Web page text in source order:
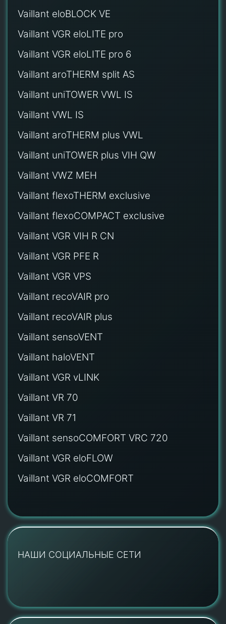
Vaillant eloBLOCK VE
Vaillant VGR eloLITE pro
Vaillant VGR eloLITE pro 6
Vaillant aroTHERM split AS
Vaillant uniTOWER VWL IS
Vaillant VWL IS
Vaillant aroTHERM plus VWL
Vaillant uniTOWER plus VIH QW
Vaillant VWZ MEH
Vaillant flexoTHERM exclusive
Vaillant flexoCOMPACT exclusive
Vaillant VGR VIH R CN
Vaillant VGR PFE R
Vaillant VGR VPS
Vaillant recoVAIR pro
Vaillant recoVAIR plus
Vaillant sensoVENT
Vaillant haloVENT
Vaillant VGR vLINK
Vaillant VR 70
Vaillant VR 71
Vaillant sensoCOMFORT VRC 720
Vaillant VGR eloFLOW
Vaillant VGR eloCOMFORT
НАШИ СОЦИАЛЬНЫЕ СЕТИ